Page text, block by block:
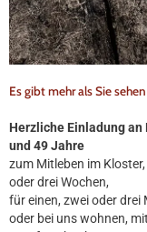
Es gibt mehr als Sie
Herzliche Einladung an
und 49 Jahre
zum Mitleben im
oder drei Wochen,
für einen, zwei oder drei
oder bei uns wohnen,